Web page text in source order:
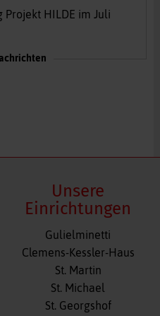
Projekt HILDE im Juli
Unsere
Einrichtungen
Navigation
überspringen
Gulielminetti
Clemens-Kessler-Haus
St. Martin
St. Michael
St. Georgshof